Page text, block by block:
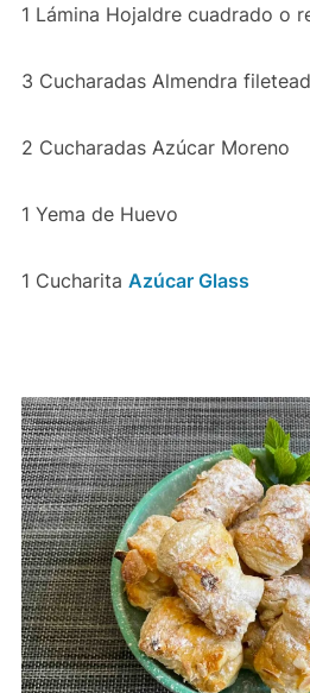
1 Lámina Hojaldre cuadrado o
3 Cucharadas Almendra
2 Cucharadas Azúcar Moreno
1 Yema de Huevo
1 Cucharita Azúcar Glass